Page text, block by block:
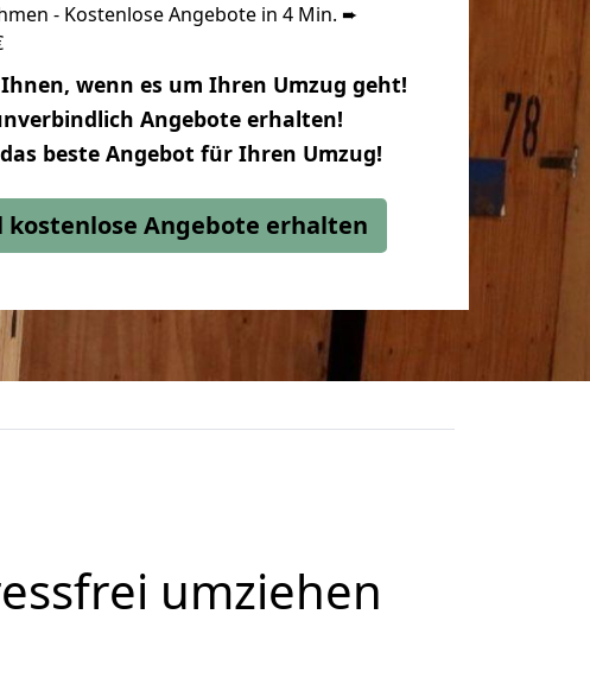
- Kostenlose Angebote in 4 Min. ➨
wenn es um Ihren Umzug geht!
Angebote erhalten!
beste Angebot für Ihren Umzug!
kostenlose Angebote erhalten
umziehen